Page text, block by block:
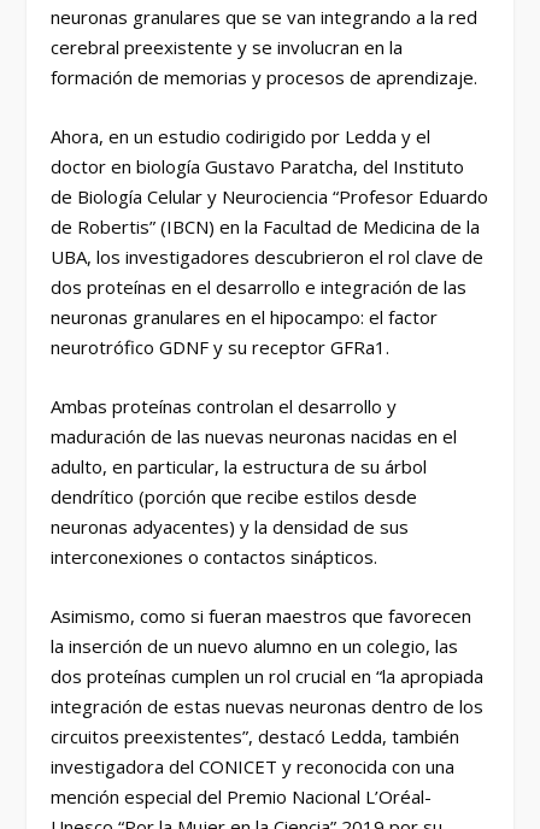
neuronas granulares que se van integrando a la red
cerebral preexistente y se involucran en la
formación de memorias y procesos de aprendizaje.
Ahora, en un estudio codirigido por Ledda y el
doctor en biología Gustavo Paratcha, del Instituto
de Biología Celular y Neurociencia “Profesor Eduardo
de Robertis” (IBCN) en la Facultad de Medicina de la
UBA, los investigadores descubrieron el rol clave de
dos proteínas en el desarrollo e integración de las
neuronas granulares en el hipocampo: el factor
neurotrófico GDNF y su receptor GFRa1.
Ambas proteínas controlan el desarrollo y
maduración de las nuevas neuronas nacidas en el
adulto, en particular, la estructura de su árbol
dendrítico (porción que recibe estilos desde
neuronas adyacentes) y la densidad de sus
interconexiones o contactos sinápticos.
Asimismo, como si fueran maestros que favorecen
la inserción de un nuevo alumno en un colegio, las
dos proteínas cumplen un rol crucial en “la apropiada
integración de estas nuevas neuronas dentro de los
circuitos preexistentes”, destacó Ledda, también
investigadora del CONICET y reconocida con una
mención especial del Premio Nacional L’Oréal-